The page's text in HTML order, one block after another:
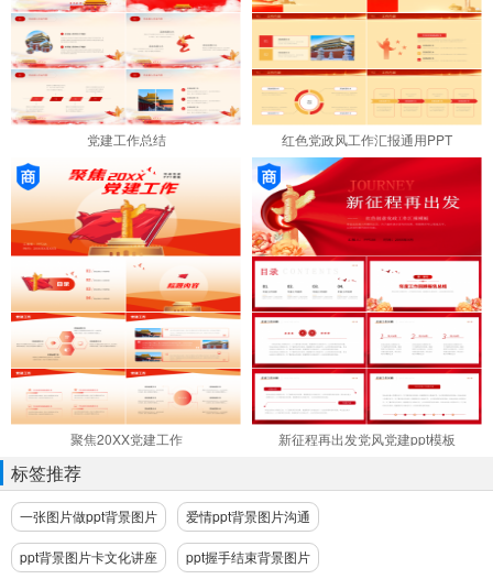
党建工作总结 红色党政风工作汇报通用PPT
聚焦20XX党建工作 新征程再出发党风党建ppt模板
标签推荐
一张图片做ppt背景图片 爱情ppt背景图片沟通
ppt背景图片卡文化讲座 ppt握手结束背景图片